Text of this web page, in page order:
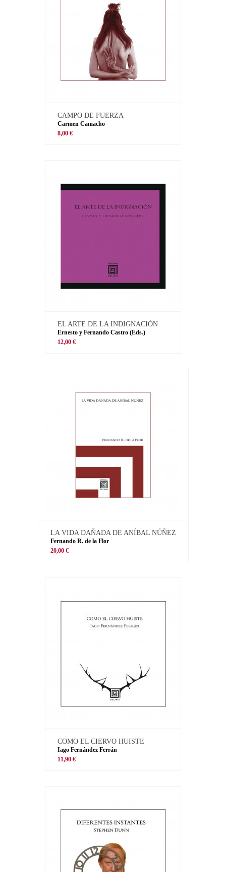
CAMPO DE FUERZA
Carmen Camacho
8,00 €
EL ARTE DE LA INDIGNACIÓN
Ernesto y Fernando Castro (Eds.)
12,00 €
LA VIDA DAÑADA DE ANÍBAL NÚÑEZ
Fernando R. de la Flor
20,00 €
COMO EL CIERVO HUISTE
Iago Fernández Ferrán
11,90 €